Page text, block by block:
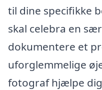
til dine specifikke
skal celebra en
dokumentere et
uforglemmelige
fotograf hjælpe